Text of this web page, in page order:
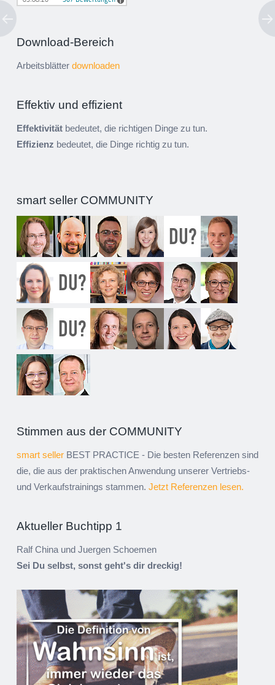
Download-Bereich
Arbeitsblätter downloaden
Effektiv und effizient
Effektivität bedeutet, die richtigen Dinge zu tun.
Effizienz bedeutet, die Dinge richtig zu tun.
smart seller COMMUNITY
Stimmen aus der COMMUNITY
smart seller BEST PRACTICE - Die besten Referenzen sind
die, die aus der praktischen Anwendung unserer Vertriebs-
und Verkaufstrainings stammen. Jetzt Referenzen lesen.
Aktueller Buchtipp 1
Ralf China und Juergen Schoemen
Sei Du selbst, sonst geht's dir dreckig!